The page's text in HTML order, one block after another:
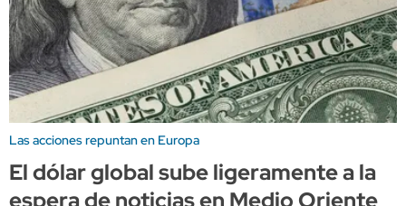
Las acciones repuntan en Europa
El dólar global sube ligeramente a la
espera de noticias en Medio Oriente